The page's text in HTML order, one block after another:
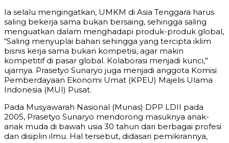
Ia selalu mengingatkan, UMKM di Asia Tenggara harus
saling bekerja sama bukan bersaing, sehingga saling
menguatkan dalam menghadapi produk-produk global,
“Saling menyuplai bahan sehingga yang tercipta iklim
bisnis kerja sama bukan kompetisi, agar makin
kompetitif di pasar global. Kolaborasi menjadi kunci,”
ujarnya. Prasetyo Sunaryo juga menjadi anggota Komisi
Pemberdayaan Ekonomi Umat (KPEU) Majelis Ulama
Indonesia (MUI) Pusat.
Pada Musyawarah Nasional (Munas) DPP LDII pada
2005, Prasetyo Sunaryo mendorong masuknya anak-
anak muda di bawah usia 30 tahun dari berbagai profesi
dan disiplin ilmu. Hal tersebut, didasari pemikirannya,